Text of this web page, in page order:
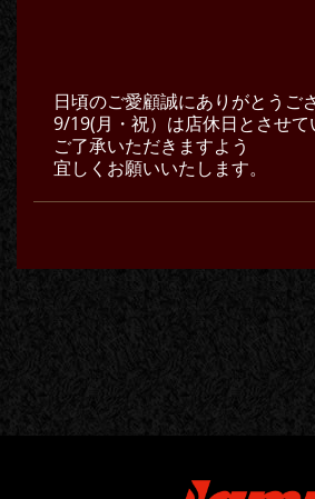
日頃のご愛顧誠にありがとうご
9/19(月・祝）は店休日とさせて
ご了承いただきますよう
宜しくお願いいたします。